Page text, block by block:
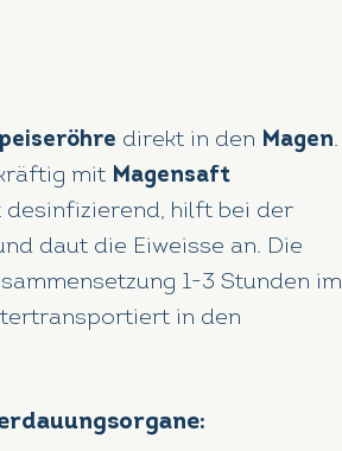
direkt in den Magen.
mit Magensaft
desinfizierend, hilft bei der
daut die Eiweisse an. Die
1-3 Stunden im
in den